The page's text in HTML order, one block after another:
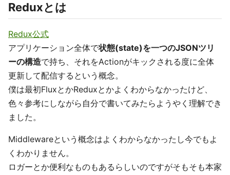
Reduxとは
Redux公式
アプリケーション全体で状態(state)を一つのJSONツリ
ーの構造で持ち、それをActionがキックされる度に全体
更新して配信するという概念。
僕は最初FluxとかReduxとかよくわからなかったけど、
色々参考にしながら自分で書いてみたらようやく理解でき
ました。
Middlewareという概念はよくわからなかったし今でもよ
くわかりません。
ロガーとか便利なものもあるらしいのですがそもそも本家